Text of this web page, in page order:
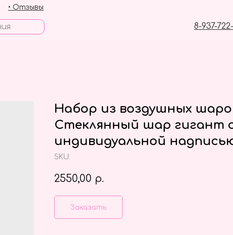
8-937-
• Отзывы
Набор из воздушных
Стеклянный шар гигант
индивидуальной
SKU:
2550,00 р.
Заказать